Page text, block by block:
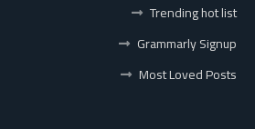
Trending hot list
Grammarly Signup
Most Loved Posts